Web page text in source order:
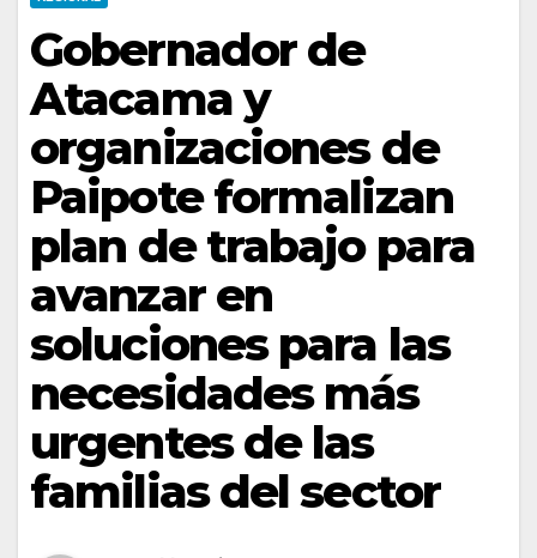
Gobernador de
Atacama y
organizaciones de
Paipote formalizan
plan de trabajo para
avanzar en
soluciones para las
necesidades más
urgentes de las
familias del sector